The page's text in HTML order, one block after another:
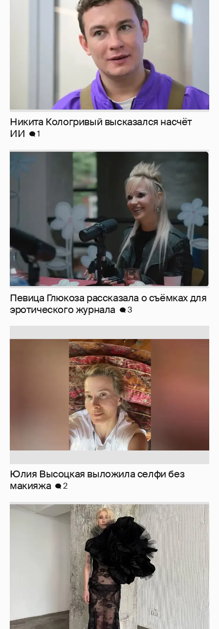
Никита Кологривый высказался насчёт
ИИ
1
Певица Глюкоза рассказала о съёмках для
эротического журнала
3
Юлия Высоцкая выложила селфи без
макияжа
2